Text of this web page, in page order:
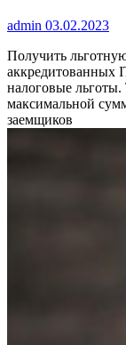
admin 03.02.2023
Получить
аккредитованных
налоговые льготы.
максимальной
заемщиков